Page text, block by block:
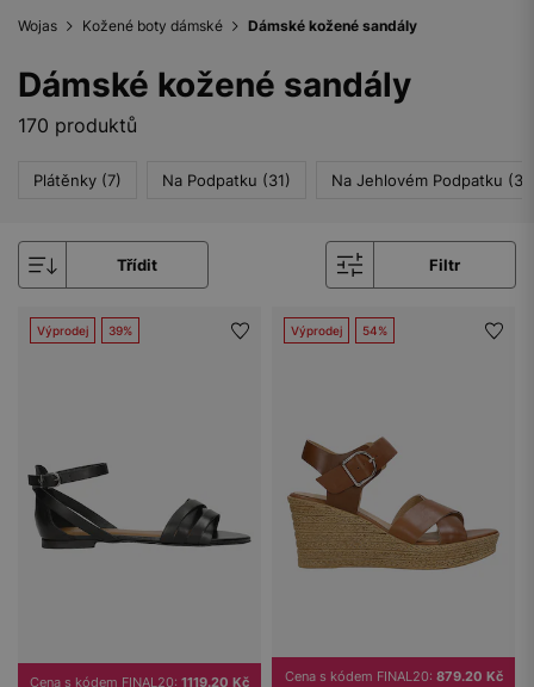
Wojas Kožené boty dámské Dámské kožené sandály
Dámské kožené sandály
170 produktů
Plátěnky (7) Na Podpatku (31) Na Jehlovém Podpatku
Třídit Filtr
Výprodej 39%
Cena s kódem FINAL20: 1119.20 Kč
Výprodej 54%
Cena s kódem FINAL20: 879.20 Kč